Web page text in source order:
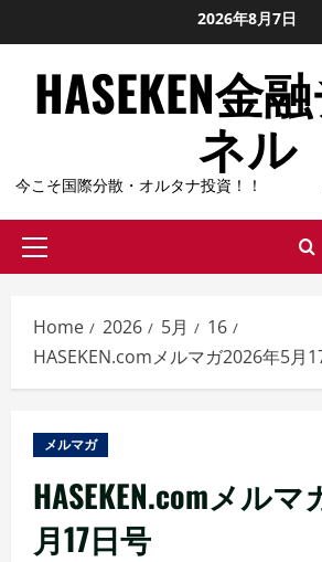
to
content
2026年8月7日
HASEKEN金
ネル
今こそ国際分散・オルタナ投資！！
Primary
Home 2026 5月
16
HASEKEN.comメルマガ2026年5月
メルマガ
HASEKEN.comメル
月17日号